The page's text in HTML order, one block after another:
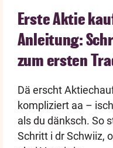
Erste Aktie
Anleitung:
zum ersten
Dä erscht
kompliziert aa –
als du dänksch. So
Schritt i dr Schwiiz,